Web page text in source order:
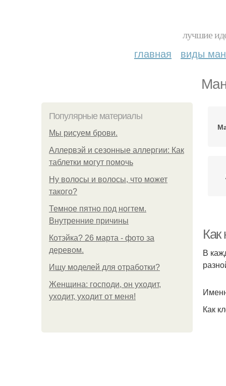
лучшие
главная виды
Популярные материалы
Мы рисуем брови.
Аллервэй и сезонные аллергии: Как
таблетки могут помочь
Ну волосы и волосы, что может
такого?
Темное пятно под ногтем.
Внутренние причины
Котэйка? 26 марта - фото за
деревом.
Ищу моделей для отработки?
Женщина: господи, он уходит,
уходит, уходит от меня!
В
Как